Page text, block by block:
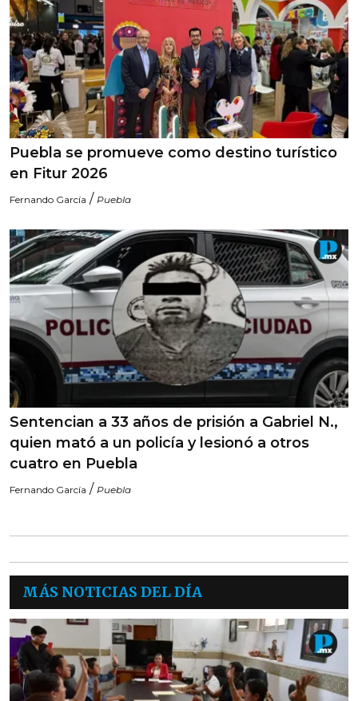
Puebla se promueve como destino turístico
en Fitur 2026
Fernando García / Puebla
Sentencian a 33 años de prisión a Gabriel N.,
quien mató a un policía y lesionó a otros
cuatro en Puebla
Fernando García / Puebla
MÁS NOTICIAS DEL DÍA